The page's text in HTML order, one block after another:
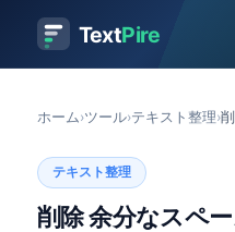
TextPire
ホーム›ツール›テキスト整理›
テキスト整理
削除 余分なスペ